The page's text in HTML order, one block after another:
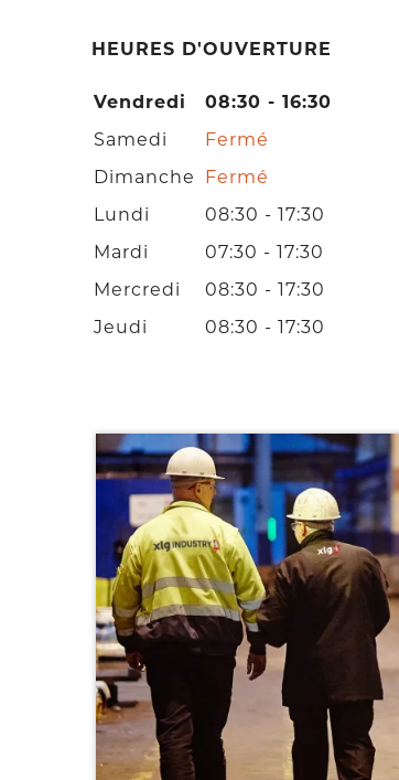
HEURES D'OUVERTURE
Vendredi 08:30 - 16:30
Samedi Fermé
Dimanche Fermé
Lundi 08:30 - 17:30
Mardi 07:30 - 17:30
Mercredi 08:30 - 17:30
Jeudi 08:30 - 17:30